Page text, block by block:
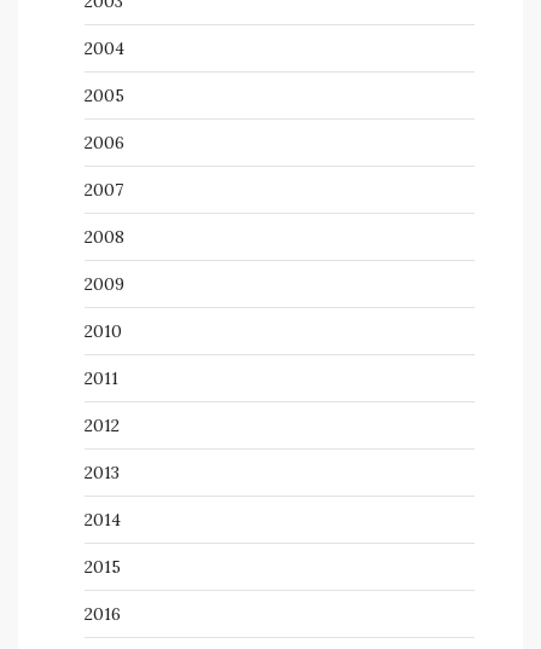
2004
2005
2006
2007
2008
2009
2010
2011
2012
2013
2014
2015
2016